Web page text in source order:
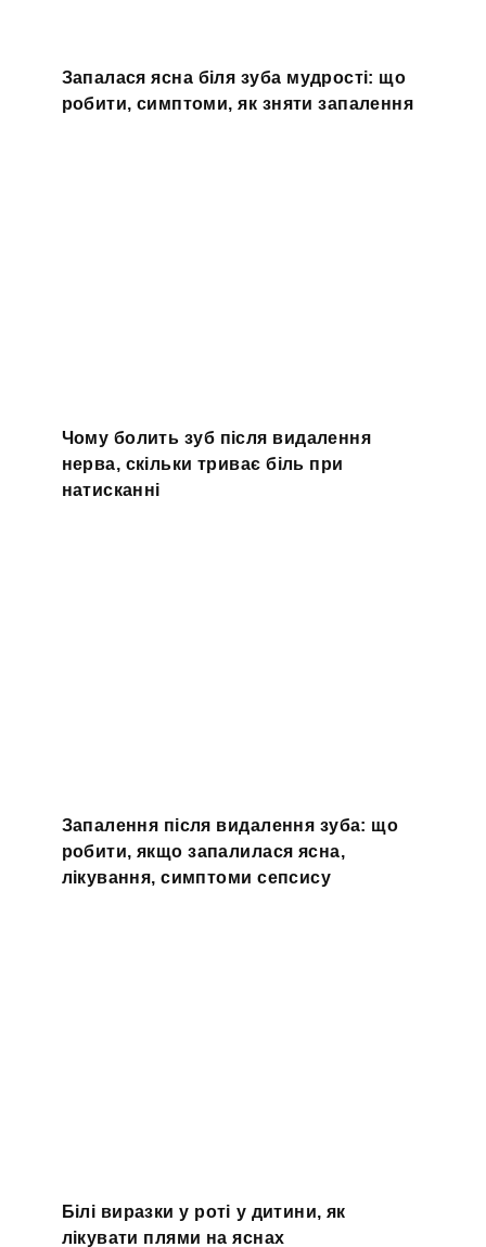
Запалася ясна біля зуба мудрості: що
робити, симптоми, як зняти запалення
Чому болить зуб після видалення
нерва, скільки триває біль при
натисканні
Запалення після видалення зуба: що
робити, якщо запалилася ясна,
лікування, симптоми сепсису
Білі виразки у роті у дитини, як
лікувати плями на яснах